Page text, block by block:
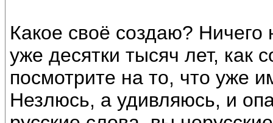
Какое своё создаю?
уже десятки тысяч лет, как
посмотрите на то, что уже
Незлюсь, а удивляюсь, и